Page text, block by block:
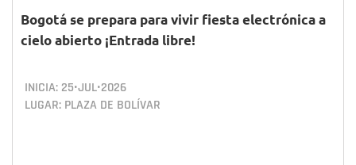
Bogotá se prepara para vivir fiesta electrónica a
cielo abierto ¡Entrada libre!
INICIA: 25•JUL•2026
LUGAR: PLAZA DE BOLÍVAR